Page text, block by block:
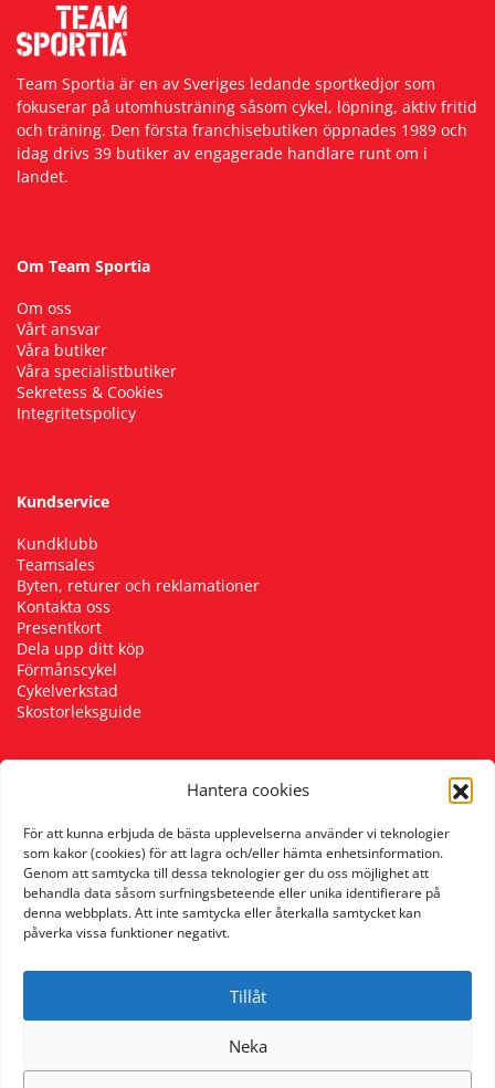
Hantera cookies
För att kunna erbjuda de bästa upplevelserna använder vi teknologier
som kakor (cookies) för att lagra och/eller hämta enhetsinformation.
Genom att samtycka till dessa teknologier ger du oss möjlighet att
behandla data såsom surfningsbeteende eller unika identifierare på
denna webbplats. Att inte samtycka eller återkalla samtycket kan
påverka vissa funktioner negativt.
Tillåt
Neka
Team Sportia är en av Sveriges ledande sportkedjor som
fokuserar på utomhusträning såsom cykel, löpning, aktiv fritid
och träning. Den första franchisebutiken öppnades 1989 och
idag drivs 39 butiker av engagerade handlare runt om i
landet.
Om Team Sportia
Om oss
Vårt ansvar
Våra butiker
Våra specialistbutiker
Sekretess & Cookies
Integritetspolicy
Kundservice
Kundklubb
Teamsales
Byten, returer och reklamationer
Kontakta oss
Presentkort
Dela upp ditt köp
Förmånscykel
Cykelverkstad
Skostorleksguide